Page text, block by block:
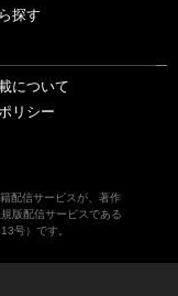
探す
について
リシー
配信サービスが、著作
版配信サービスである
号）です。